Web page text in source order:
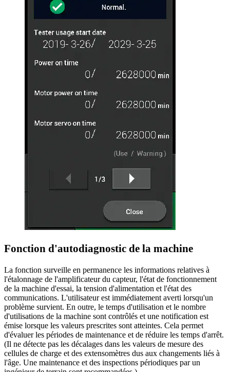
Fonction d'autodiagnostic de la machine
La fonction surveille en permanence les informations relatives à
l'étalonnage de l'amplificateur du capteur, l'état de fonctionnement
de la machine d'essai, la tension d'alimentation et l'état des
communications. L'utilisateur est immédiatement averti lorsqu'un
problème survient. En outre, le temps d'utilisation et le nombre
d'utilisations de la machine sont contrôlés et une notification est
émise lorsque les valeurs prescrites sont atteintes. Cela permet
d'évaluer les périodes de maintenance et de réduire les temps d'arrêt.
(Il ne détecte pas les décalages dans les valeurs de mesure des
cellules de charge et des extensomètres dus aux changements liés à
l'âge. Une maintenance et des inspections périodiques par un